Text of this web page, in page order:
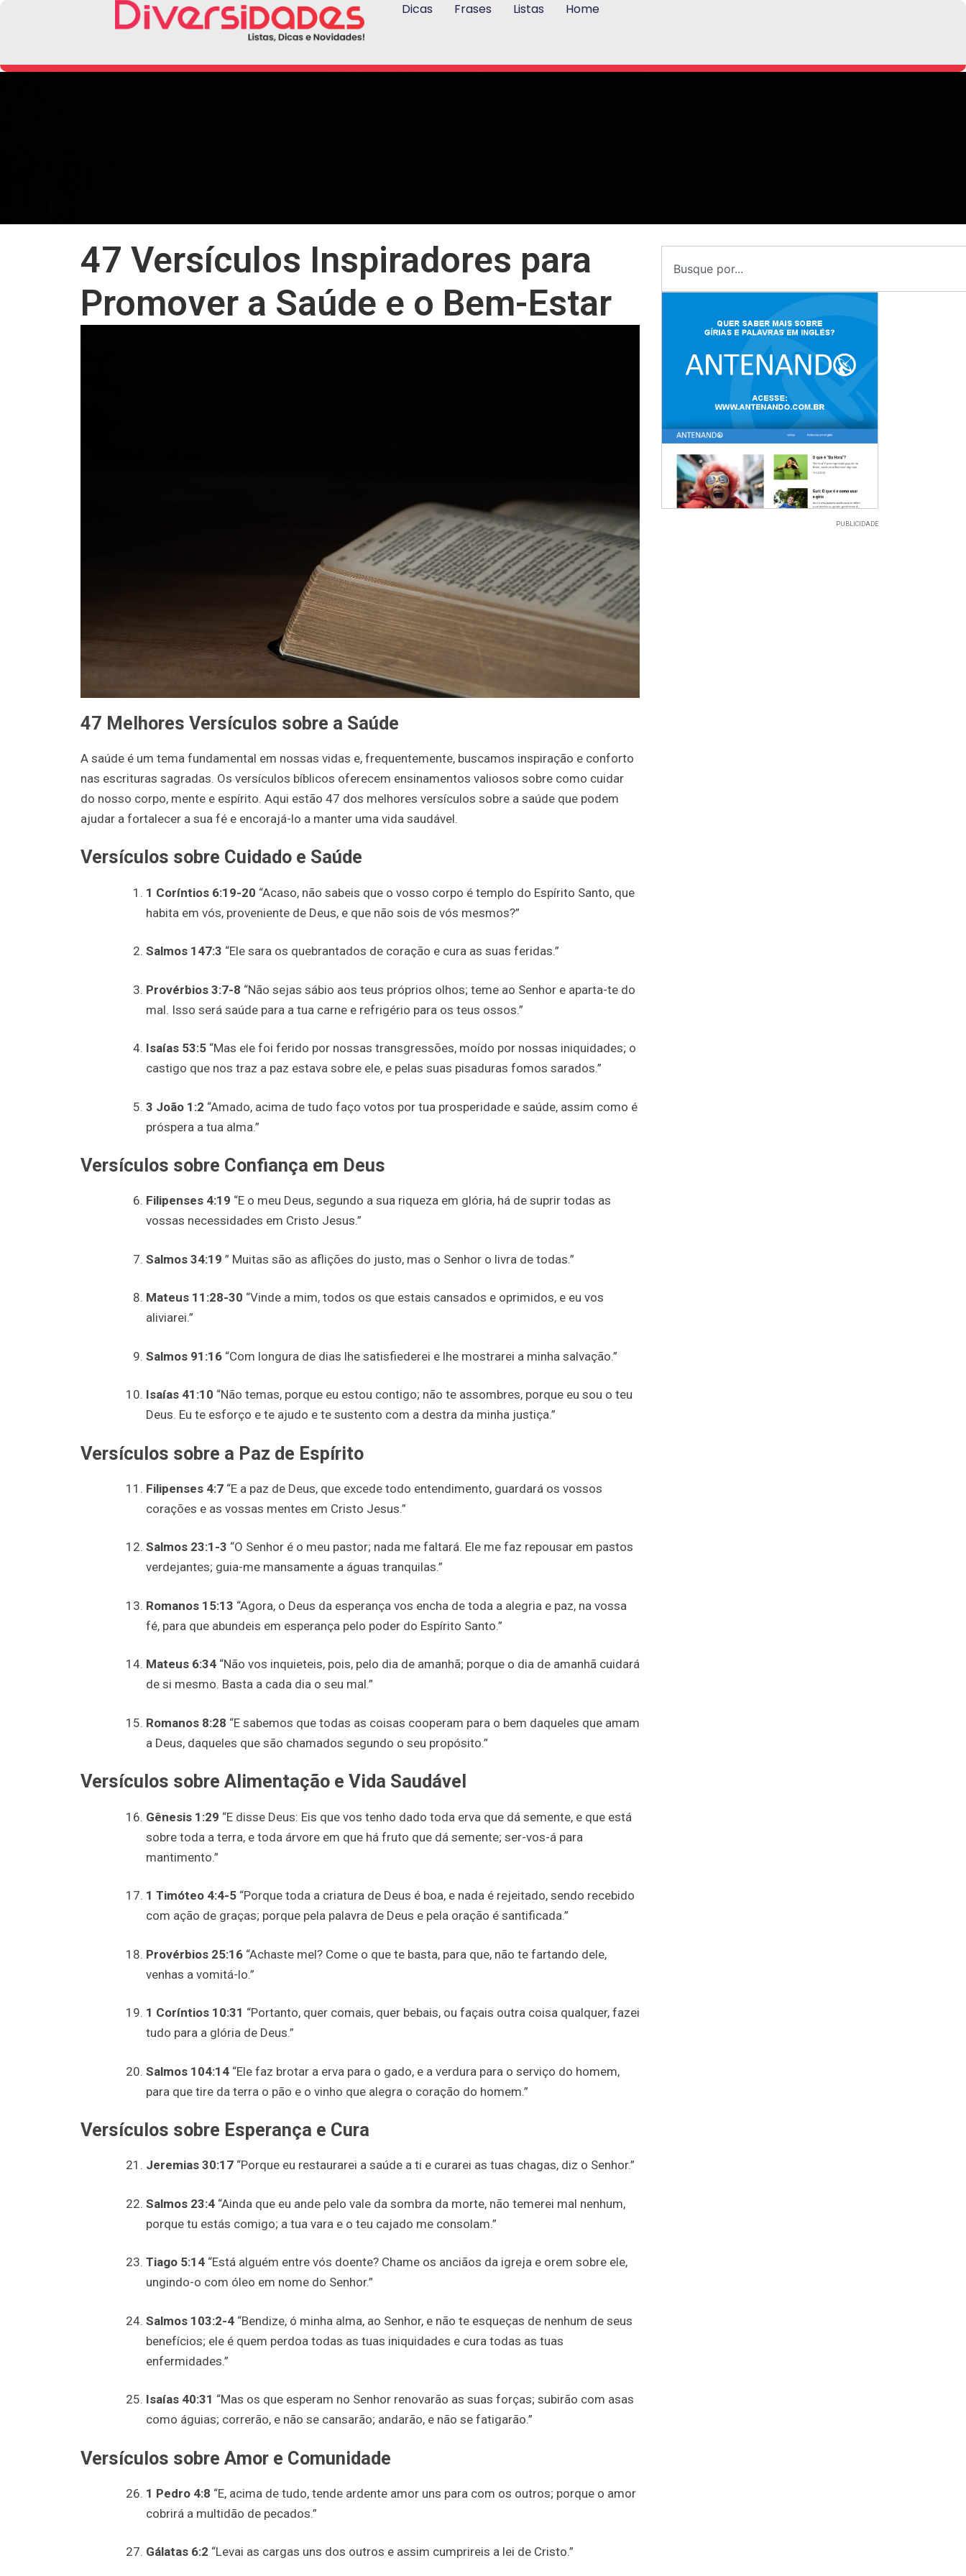
Dicas Frases Listas Home
47 Versículos Inspiradores para
Promover a Saúde e o Bem-Estar
47 Melhores Versículos sobre a Saúde
A saúde é um tema fundamental em nossas vidas e, frequentemente, buscamos inspiração e conforto
nas escrituras sagradas. Os versículos bíblicos oferecem ensinamentos valiosos sobre como cuidar
do nosso corpo, mente e espírito. Aqui estão 47 dos melhores versículos sobre a saúde que podem
ajudar a fortalecer a sua fé e encorajá-lo a manter uma vida saudável.
Versículos sobre Cuidado e Saúde
1 Coríntios 6:19-20 “Acaso, não sabeis que o vosso corpo é templo do Espírito Santo, que
habita em vós, proveniente de Deus, e que não sois de vós mesmos?”
Salmos 147:3 “Ele sara os quebrantados de coração e cura as suas feridas.”
Provérbios 3:7-8 “Não sejas sábio aos teus próprios olhos; teme ao Senhor e aparta-te do
mal. Isso será saúde para a tua carne e refrigério para os teus ossos.”
Isaías 53:5 “Mas ele foi ferido por nossas transgressões, moído por nossas iniquidades; o
castigo que nos traz a paz estava sobre ele, e pelas suas pisaduras fomos sarados.”
3 João 1:2 “Amado, acima de tudo faço votos por tua prosperidade e saúde, assim como é
próspera a tua alma.”
Versículos sobre Confiança em Deus
Filipenses 4:19 “E o meu Deus, segundo a sua riqueza em glória, há de suprir todas as
vossas necessidades em Cristo Jesus.”
Salmos 34:19 ” Muitas são as aflições do justo, mas o Senhor o livra de todas.”
Mateus 11:28-30 “Vinde a mim, todos os que estais cansados e oprimidos, e eu vos
aliviarei.”
Salmos 91:16 “Com longura de dias lhe satisfiederei e lhe mostrarei a minha salvação.”
Isaías 41:10 “Não temas, porque eu estou contigo; não te assombres, porque eu sou o teu
Deus. Eu te esforço e te ajudo e te sustento com a destra da minha justiça.”
Versículos sobre a Paz de Espírito
Filipenses 4:7 “E a paz de Deus, que excede todo entendimento, guardará os vossos
corações e as vossas mentes em Cristo Jesus.”
Salmos 23:1-3 “O Senhor é o meu pastor; nada me faltará. Ele me faz repousar em pastos
verdejantes; guia-me mansamente a águas tranquilas.”
Romanos 15:13 “Agora, o Deus da esperança vos encha de toda a alegria e paz, na vossa
fé, para que abundeis em esperança pelo poder do Espírito Santo.”
Mateus 6:34 “Não vos inquieteis, pois, pelo dia de amanhã; porque o dia de amanhã cuidará
de si mesmo. Basta a cada dia o seu mal.”
Romanos 8:28 “E sabemos que todas as coisas cooperam para o bem daqueles que amam
a Deus, daqueles que são chamados segundo o seu propósito.”
Versículos sobre Alimentação e Vida Saudável
Gênesis 1:29 “E disse Deus: Eis que vos tenho dado toda erva que dá semente, e que está
sobre toda a terra, e toda árvore em que há fruto que dá semente; ser-vos-á para
mantimento.”
1 Timóteo 4:4-5 “Porque toda a criatura de Deus é boa, e nada é rejeitado, sendo recebido
com ação de graças; porque pela palavra de Deus e pela oração é santificada.”
Provérbios 25:16 “Achaste mel? Come o que te basta, para que, não te fartando dele,
venhas a vomitá-lo.”
1 Coríntios 10:31 “Portanto, quer comais, quer bebais, ou façais outra coisa qualquer, fazei
tudo para a glória de Deus.”
Salmos 104:14 “Ele faz brotar a erva para o gado, e a verdura para o serviço do homem,
para que tire da terra o pão e o vinho que alegra o coração do homem.”
Versículos sobre Esperança e Cura
Jeremias 30:17 “Porque eu restaurarei a saúde a ti e curarei as tuas chagas, diz o Senhor.”
Salmos 23:4 “Ainda que eu ande pelo vale da sombra da morte, não temerei mal nenhum,
porque tu estás comigo; a tua vara e o teu cajado me consolam.”
Tiago 5:14 “Está alguém entre vós doente? Chame os anciãos da igreja e orem sobre ele,
ungindo-o com óleo em nome do Senhor.”
Salmos 103:2-4 “Bendize, ó minha alma, ao Senhor, e não te esqueças de nenhum de seus
benefícios; ele é quem perdoa todas as tuas iniquidades e cura todas as tuas
enfermidades.”
Isaías 40:31 “Mas os que esperam no Senhor renovarão as suas forças; subirão com asas
como águias; correrão, e não se cansarão; andarão, e não se fatigarão.”
Versículos sobre Amor e Comunidade
1 Pedro 4:8 “E, acima de tudo, tende ardente amor uns para com os outros; porque o amor
cobrirá a multidão de pecados.”
Gálatas 6:2 “Levai as cargas uns dos outros e assim cumprireis a lei de Cristo.”
PUBLICIDADE